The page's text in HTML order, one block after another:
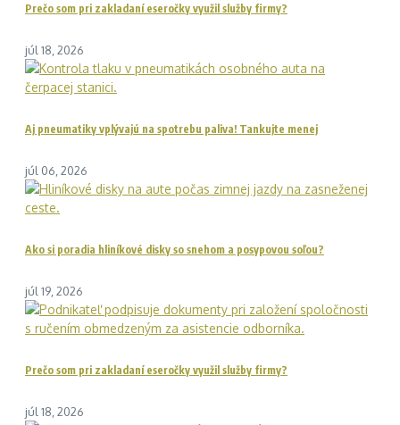
Prečo som pri zakladaní eseročky využil služby firmy?
júl 18, 2026
Aj pneumatiky vplývajú na spotrebu paliva! Tankujte menej
júl 06, 2026
Ako si poradia hliníkové disky so snehom a posypovou soľou?
júl 19, 2026
Prečo som pri zakladaní eseročky využil služby firmy?
júl 18, 2026